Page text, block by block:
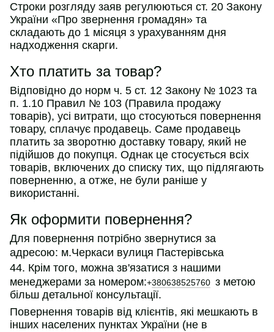
Строки розгляду заяв регулюються ст. 20 Закону
України «Про звернення громадян» та
складають до 1 місяця з урахуванням дня
надходження скарги.
Хто платить за товар?
Відповідно до норм ч. 5 ст. 12 Закону № 1023 та
п. 1.10 Правил № 103 (Правила продажу
товарів), усі витрати, що стосуються повернення
товару, сплачує продавець. Саме продавець
платить за зворотню доставку товару, який не
підійшов до покупця. Однак це стосується всіх
товарів, включених до списку тих, що підлягають
поверненню, а отже, не були раніше у
використанні.
Як оформити повернення?
Для повернення потрібно звернутися за
адресою: м.Черкаси вулиця Пастерівська
44. Крім того, можна зв'язатися з нашими
менеджерами за номером:+380638525760 з метою
більш детальної консультації.
Повернення товарів від клієнтів, які мешкають в
інших населених пунктах України (не в